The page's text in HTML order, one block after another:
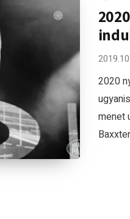
2020
menet